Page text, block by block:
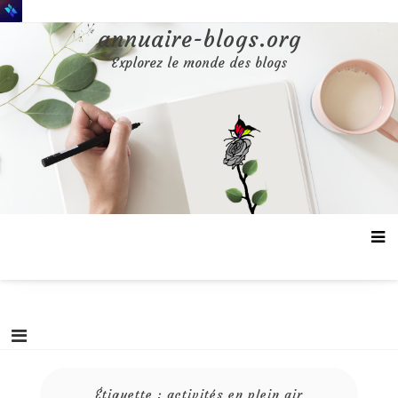
Aller
au
annuaire-blogs.org
Explorez le monde des blogs
Étiquette : activités en plein air